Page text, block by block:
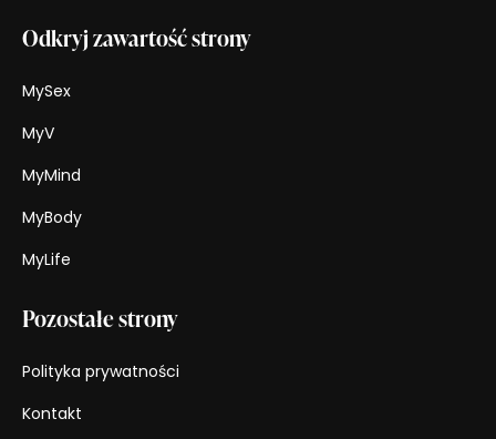
Odkryj zawartość strony
MySex
MyV
MyMind
MyBody
MyLife
Pozostałe strony
Polityka prywatności
Kontakt